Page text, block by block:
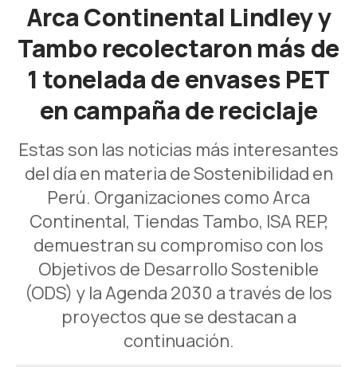
Arca Continental Lindley y
Tambo recolectaron más de
1 tonelada de envases PET
en campaña de reciclaje
Estas son las noticias más interesantes
del día en materia de Sostenibilidad en
Perú. Organizaciones como Arca
Continental, Tiendas Tambo, ISA REP,
demuestran su compromiso con los
Objetivos de Desarrollo Sostenible
(ODS) y la Agenda 2030 a través de los
proyectos que se destacan a
continuación.